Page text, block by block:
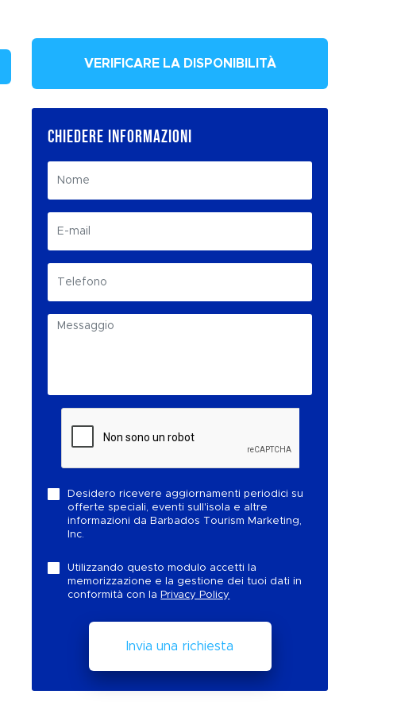
VERIFICARE LA DISPONIBILITÀ
CHIEDERE INFORMAZIONI
Desidero ricevere aggiornamenti periodici su
offerte speciali, eventi sull'isola e altre
informazioni da Barbados Tourism Marketing,
Inc.
Utilizzando questo modulo accetti la
memorizzazione e la gestione dei tuoi dati in
conformità con la Privacy Policy